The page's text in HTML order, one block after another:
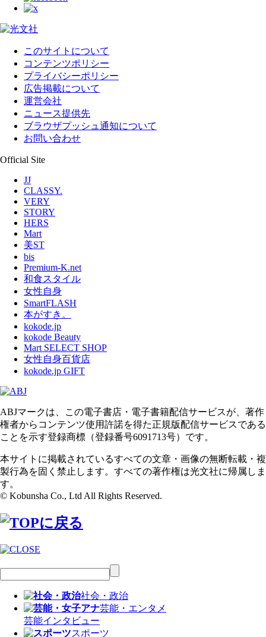
このサイトについて
コンテンツポリシー
プライバシーポリシー
広告掲載について
運営会社
ニュース提供先
ブラウザプッシュ通知について
お問い合わせ
Official Site
JJ
CLASSY.
VERY
STORY
HERS
Mart
美ST
bis
Premium-K.net
和食スタイル
女性自身
SmartFLASH
本がすき。
kokode.jp
kokode Beauty
Mart SELECT SHOP
女性自身百貨店
kokode.jp GIFT
ABJマークは、この電子書店・電子書籍配信サービスが、著作
権者からコンテンツ使用許諾を得た正規版配信サービスである
ことを示す登録商標（登録番号6091713号）です。
本サイトに掲載されているすべての文章・画像の無断転載・複
製行為を固く禁止します。すべての著作権は光文社に帰属しま
す。
© Kobunsha Co., Ltd All Rights Reserved.
社会・政治
芸能・エンタメ
芸能インタビュー
スポーツ